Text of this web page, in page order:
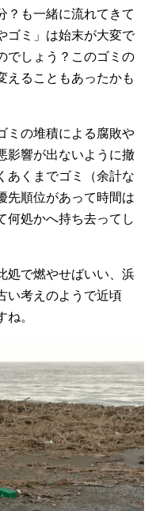
？も一緒に流れてきて
ゴミ」は始末が大変で
でしょう？このゴミの
えることもあったかも
ミの堆積による腐敗や
影響が出ないように撤
あくまでゴミ（余計な
先順位があって時間は
何処かへ持ち去ってし
処で燃やせばいい、浜
い考えのようで近頃
。